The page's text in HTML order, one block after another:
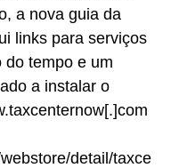
a nova guia da
links para serviços
tempo e um
a instalar o
detail/taxce